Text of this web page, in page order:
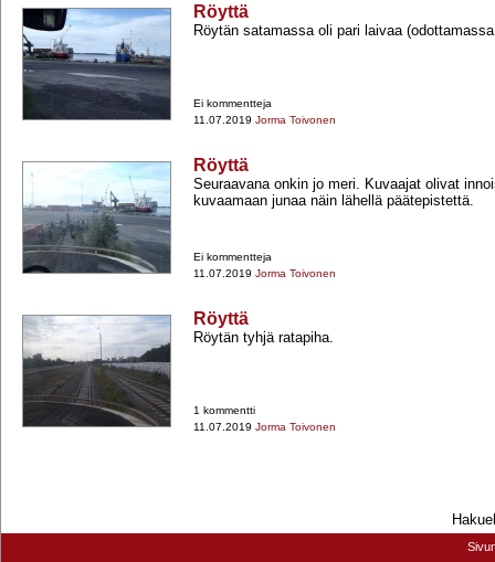
Röyttä
Röytän satamassa oli pari laivaa
Ei kommentteja
11.07.2019 Jorma Toivonen
Röyttä
Seuraavana onkin jo meri. Kuvaajat olivat
kuvaamaan junaa näin lähellä päätepistettä.
Ei kommentteja
11.07.2019 Jorma Toivonen
Röyttä
Röytän tyhjä ratapiha.
1 kommentti
11.07.2019 Jorma Toivonen